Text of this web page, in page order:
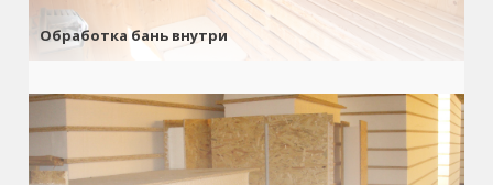
Обработка бань внутри